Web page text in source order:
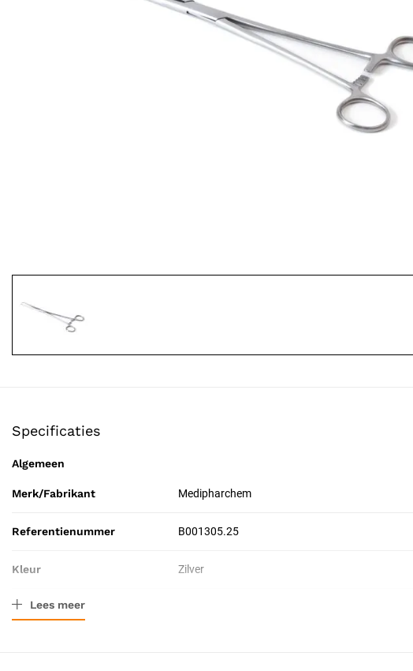
Specificaties
Algemeen
Merk/Fabrikant Medipharchem
Referentienummer B001305.25
Kleur Zilver
Materiaal
Lees meer